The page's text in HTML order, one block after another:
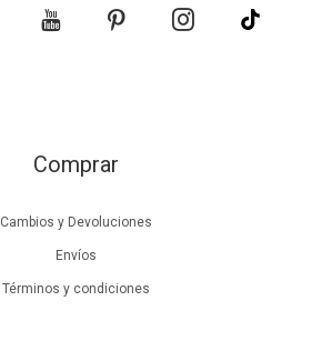
Comprar
Cambios y Devoluciones
Envíos
Términos y condiciones
  